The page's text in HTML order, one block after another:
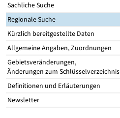
Sachliche Suche
Regionale Suche
Kürzlich bereitgestellte Daten
Allgemeine Angaben, Zuordnungen
Gebietsveränderungen,
Änderungen zum Schlüsselverzeichnis
Definitionen und Erläuterungen
Newsletter